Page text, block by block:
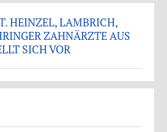
HEINZEL, LAMBRICH,
ZAHNÄRZTE AUS
SICH VOR